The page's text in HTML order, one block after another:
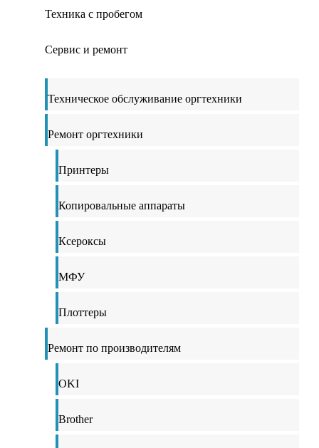
Техника с пробегом
Сервис и ремонт
Техническое обслуживание оргтехники
Ремонт оргтехники
Принтеры
Копировальные аппараты
Ксероксы
МФУ
Плоттеры
Ремонт по производителям
OKI
Brother